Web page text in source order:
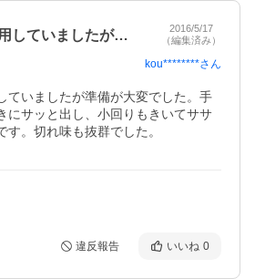
以前は電動式を使用していましたが準備が…
2016/5/17
（編集済み）
kou********さん
ていましたが準備が大変でした。手
にサッと出し、小回りもきいてササ
す。切れ味も抜群でした。
違反報告 いいね 0